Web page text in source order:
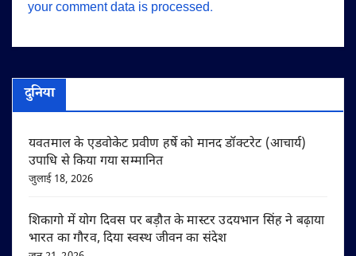
your comment data is processed.
दुनिया
यवतमाल के एडवोकेट प्रवीण हर्षे को मानद डॉक्टरेट (आचार्य)
उपाधि से किया गया सम्मानित
जुलाई 18, 2026
शिकागो में योग दिवस पर बड़ौत के मास्टर उदयभान सिंह ने बढ़ाया
भारत का गौरव, दिया स्वस्थ जीवन का संदेश